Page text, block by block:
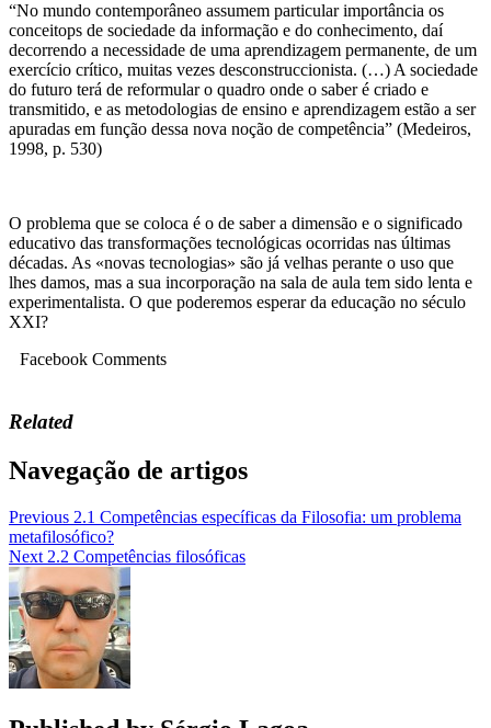
“No mundo contemporâneo assumem particular importância os
conceitops de sociedade da informação e do conhecimento, daí
decorrendo a necessidade de uma aprendizagem permanente, de um
exercício crítico, muitas vezes desconstruccionista. (…) A sociedade
do futuro terá de reformular o quadro onde o saber é criado e
transmitido, e as metodologias de ensino e aprendizagem estão a ser
apuradas em função dessa nova noção de competência” (Medeiros,
1998, p. 530)
O problema que se coloca é o de saber a dimensão e o significado
educativo das transformações tecnológicas ocorridas nas últimas
décadas. As «novas tecnologias» são já velhas perante o uso que
lhes damos, mas a sua incorporação na sala de aula tem sido lenta e
experimentalista. O que poderemos esperar da educação no século
XXI?
Facebook Comments
Related
Navegação de artigos
Previous 2.1 Competências específicas da Filosofia: um problema
metafilosófico?
Next 2.2 Competências filosóficas